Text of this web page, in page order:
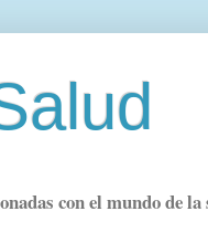
con el mundo de